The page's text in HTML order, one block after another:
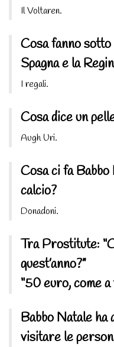
Il Voltaren.
Cosa fanno sotto
Spagna e la
I regali.
Cosa dice un
Augh Uri.
Cosa ci fa Babbo
calcio?
Donadoni.
Tra Prostitute:
quest’anno?”
“50 euro, come a
Babbo Natale ha
visitare le